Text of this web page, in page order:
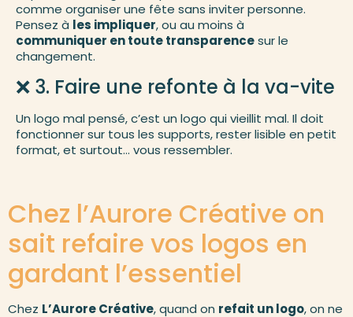
comme organiser une fête sans inviter personne.
Pensez à les impliquer, ou au moins à
communiquer en toute transparencesur le
changement.
❌ 3. Faire une refonte à la va-vite
Un logo mal pensé, c’est un logo qui vieillit mal. Il doit
fonctionner sur tous les supports, rester lisible en petit
format, et surtout… vous ressembler.
Chez l’Aurore Créative on
sait refaire vos logos en
gardant l’essentiel
Chez L’Aurore Créative, quand on refait un logo, on ne